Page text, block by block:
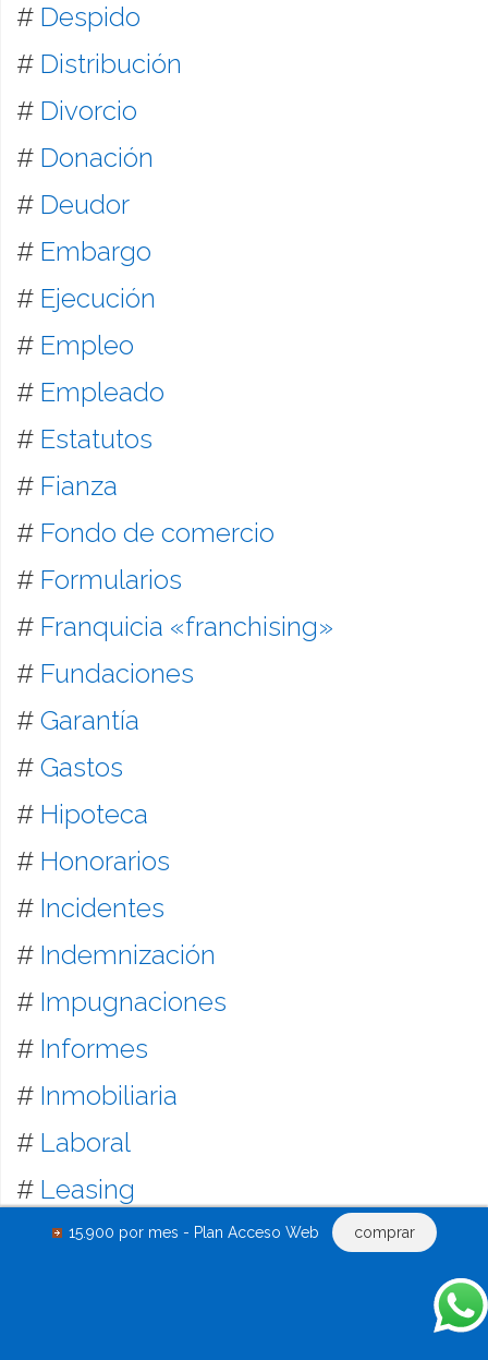
15.900 por mes - Plan Acceso Web comprar
# Despido
# Distribución
# Divorcio
# Donación
# Deudor
# Embargo
# Ejecución
# Empleo
# Empleado
# Estatutos
# Fianza
# Fondo de comercio
# Formularios
# Franquicia «franchising»
# Fundaciones
# Garantía
# Gastos
# Hipoteca
# Honorarios
# Incidentes
# Indemnización
# Impugnaciones
# Informes
# Inmobiliaria
# Laboral
# Leasing
Liquidación